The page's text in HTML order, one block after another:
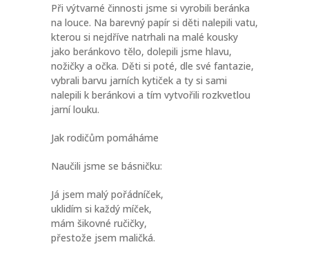
Při výtvarné činnosti jsme si vyrobili beránka
na louce. Na barevný papír si děti nalepili vatu,
kterou si nejdříve natrhali na malé kousky
jako beránkovo tělo, dolepili jsme hlavu,
nožičky a očka. Děti si poté, dle své fantazie,
vybrali barvu jarních kytiček a ty si sami
nalepili k beránkovi a tím vytvořili rozkvetlou
jarní louku.
Jak rodičům pomáháme
Naučili jsme se básničku:
Já jsem malý pořádníček,
uklidím si každý míček,
mám šikovné ručičky,
přestože jsem maličká.